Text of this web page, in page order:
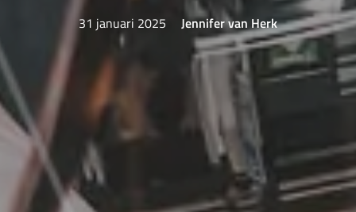
31 januari 2025 Jennifer van Herk